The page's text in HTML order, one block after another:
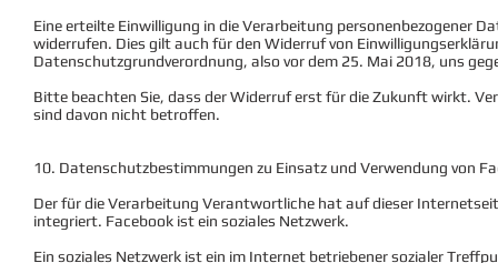
Eine erteilte Einwilligung in die Verarbeitung personenbezogener
widerrufen. Dies gilt auch für den Widerruf von
Datenschutzgrundverordnung, also vor dem 25. Mai 2018, uns
Bitte beachten Sie, dass der Widerruf erst für die Zukunft wirkt.
sind davon nicht betroffen.
10. Datenschutzbestimmungen zu Einsatz und Verwendung von
Der für die Verarbeitung Verantwortliche hat auf dieser
integriert. Facebook ist ein soziales Netzwerk.
Ein soziales Netzwerk ist ein im Internet betriebener sozialer